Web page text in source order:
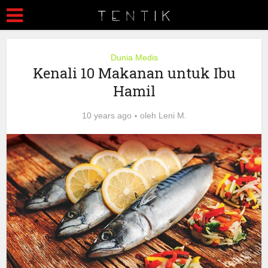
Dunia Medis
Kenali 10 Makanan untuk Ibu
Hamil
10 years ago oleh Leni M.